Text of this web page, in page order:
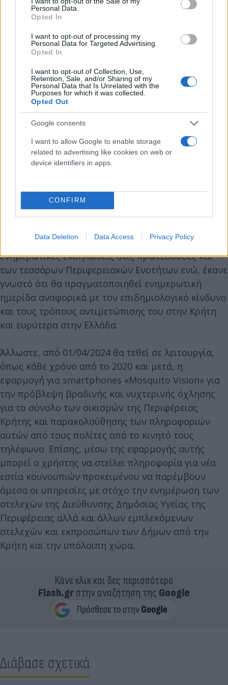
Personal Data.
Opted In
I want to opt-out of processing my
Personal Data for Targeted Advertising.
Opted In
I want to opt-out of Collection, Use,
Retention, Sale, and/or Sharing of my
Personal Data that Is Unrelated with the
Purposes for which it was collected.
Opted Out
Google consents
I want to allow Google to enable storage
related to advertising like cookies on web or
device identifiers in apps.
CONFIRM
Data Deletion Data Access Privacy Policy
κουνούπια ταυτόχρονα με τη διασφάλιση
πολλαπλών οφελών που αφορούν μεταξύ άλλων
στην ενίσχυση της προστασίας της Δημόσιας Υγείας
μέσω της καλύτερης αποτύπωσης και αξιολόγησης
Νείλου, Ελονοσία, Δάγκειος πυρετός κλπ), την
αξιολόγηση της όχλησης καθ’ όλη τη διάρκεια του
χρόνου, αλλά και τη μελέτη της διακύμανσης των
ακμαίων πληθυσμών κουνουπιών
συμπληρώνοντας ότι σημαντικά είναι τα
αποτελέσματα και από τις ενημερωτικές
κατοίκων σχετικά με το έργο καταπολέμησης
κουνουπιών τα τελευταία δύο χρόνια στο Ηράκλειο
θα πραγματοποιηθούν τέσσερις επιμέρους
ενημερωτικές εκδηλώσεις στις πρωτεύουσες και
των τεσσάρων Περιφερειακών Ενοτήτων ενώ, έκανε
γνωστό ότι θα πραγματοποιηθεί ενημερωτική
ημερίδα αναφορικά με τον επιδημιολογικό κίνδυνο
και τους τρόπους αντιμετώπισης του στην Κρήτη
και ευρύτερα στην Ελλάδα.
Άλλωστε, από 01/04/2024 θα τεθεί σε λειτουργία,
όπως κάθε χρόνο από το 2020 και μετά, η
εφαρμογή για smartphones «Mosquito Vision» για
την πρόβλεψη βραδινής και νυχτερινής όχλησης
για το σύνολο των οικισμών της Περιφέρειας
Κρήτης και παρακολούθησης των πληροφοριών
αυτών από τους πολίτες από το κινητό τους
τηλέφωνο. Επίσης, μέσω της εφαρμογής αυτής
μπορεί ο χρήστης να στείλει πληροφορία για νέα
εστία κουνουπιών προκειμένου να παρέμβουν
άμεσα οι υπηρεσίες με στόχο την ενημέρωση των
στελεχών της Διεύθυνσης Δημόσιας Υγείας της
Περιφέρειας αλλά και άλλων εμπλεκόμενων
στελεχών και εκπροσώπων των Δήμων από την
Κρήτη και την υπόλοιπη χώρα.
Κάνε κλικ και δες περισσότερο
Flash.grστην αναζήτηση της Google
Διάβασε σχετικά